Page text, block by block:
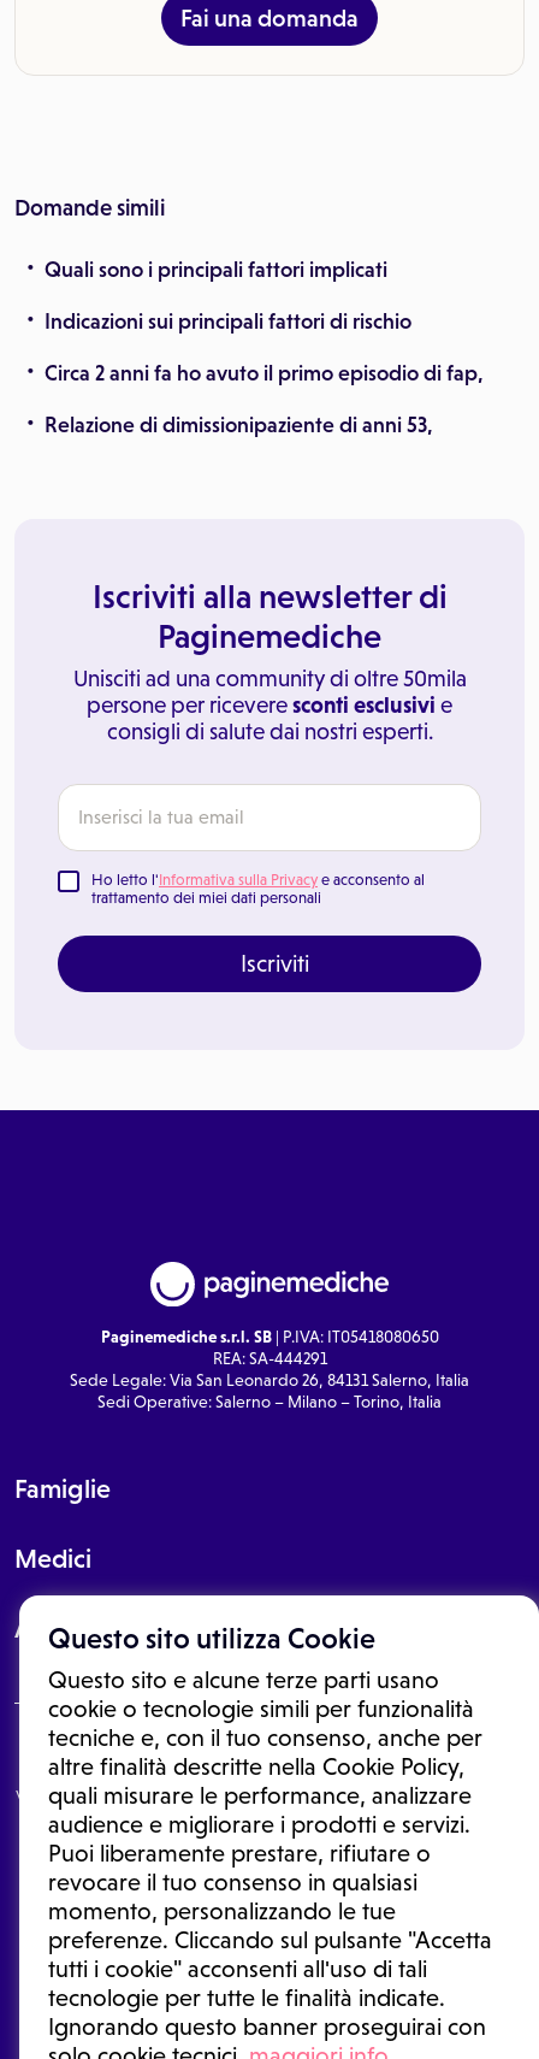
Questo sito utilizza Cookie
Questo sito e alcune terze parti usano
cookie o tecnologie simili per funzionalità
tecniche e, con il tuo consenso, anche per
altre finalità descritte nella Cookie Policy,
quali misurare le performance, analizzare
audience e migliorare i prodotti e servizi.
Puoi liberamente prestare, rifiutare o
revocare il tuo consenso in qualsiasi
momento, personalizzando le tue
preferenze. Cliccando sul pulsante "Accetta
tutti i cookie" acconsenti all'uso di tali
tecnologie per tutte le finalità indicate.
Ignorando questo banner proseguirai con
Fai una domanda
Domande simili
Quali sono i principali fattori implicati
Indicazioni sui principali fattori di rischio
Circa 2 anni fa ho avuto il primo episodio di fap,
Relazione di dimissionipaziente di anni 53,
Iscriviti alla newsletter di
Paginemediche
Unisciti ad una community di oltre 50mila
persone per riceveresconti esclusivi e
consigli di salute dai nostri esperti.
Ho letto l'Informativa sulla Privacy e acconsento al
trattamento dei miei dati personali
Iscriviti
Paginemediche s.r.l. SB| P.IVA: IT05418080650
REA: SA-444291
Sede Legale: Via San Leonardo 26, 84131 Salerno, Italia
Sedi Operative: Salerno – Milano – Torino, Italia
Famiglie
Medici
About
Le informazioni proposte in questo sito non sono un consulto medico.
In nessun caso, queste informazioni sostituiscono un consulto, una
visita o una diagnosi formulata dal medico. Non si devono considerare
le informazioni disponibili come suggerimenti per la formulazione di
una diagnosi, la determinazione di un trattamento o l'assunzione o
sospensione di un farmaco senza prima consultare un medico di
medicina generale o uno specialista.
Condizioni di utilizzo|Privacy Policy |Gestione cookie
Ⓒ 2025 | Tutti i diritti riservati.